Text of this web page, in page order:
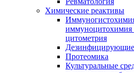
Химические реактивы
цитометрия
Протеомика
Культуральные